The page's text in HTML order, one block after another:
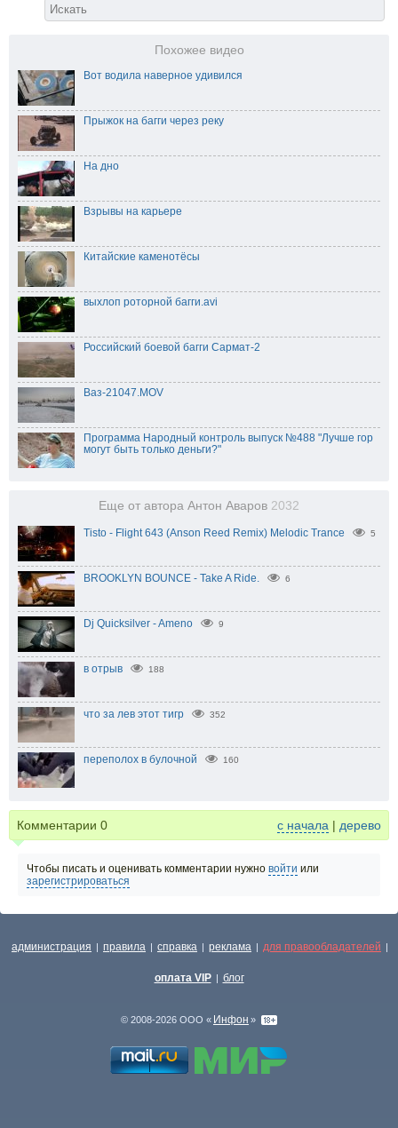
Похожее видео
Вот водила наверное удивился
Прыжок на багги через реку
На дно
Взрывы на карьере
Китайские каменотёсы
выхлоп роторной багги.avi
Российский боевой багги Сармат-2
Ваз-21047.MOV
Программа Народный контроль выпуск №488 "Лучше гор
могут быть только деньги?"
Еще от автора Антон Аваров 2032
Tisto - Flight 643 (Anson Reed Remix) Melodic Trance 5
BROOKLYN BOUNCE - Take A Ride. 6
Dj Quicksilver - Ameno 9
в отрыв 188
что за лев этот тигр 352
переполох в булочной 160
Комментарии 0 с начала | дерево
Чтобы писать и оценивать комментарии нужно войти или
зарегистрироваться
администрация | правила | справка | реклама | для правообладателей |
оплата VIP | блог
© 2008-2026 ООО « Инфон »